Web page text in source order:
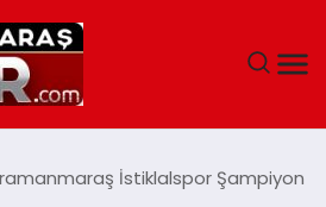
İstiklalspor Şampiyon